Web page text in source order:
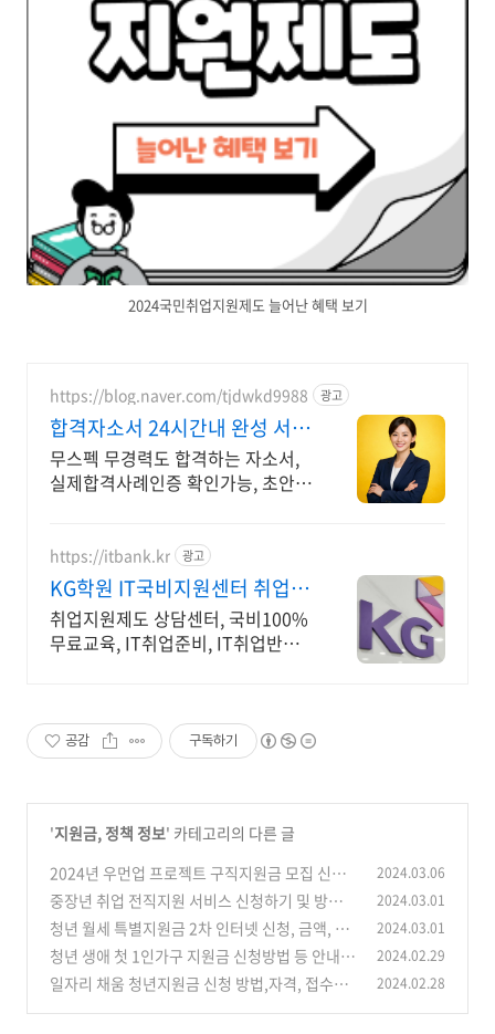
2024국민취업지원제도 늘어난 혜택 보기
https://blog.naver.com/tjdwkd9988 광고
합격자소서 24시간내 완성 서류
합격의 비밀
무스펙 무경력도 합격하는 자소서,
실제합격사례인증 확인가능, 초안없
https://itbank.kr 광고
KG학원 IT국비지원센터 취업지
원 및 100%무료교육
취업지원제도 상담센터, 국비100%
무료교육, IT취업준비, IT취업반과
공감 구독하기
'지원금, 정책 정보' 카테고리의 다른 글
2024년 우먼업 프로젝트 구직지원금 모집 신청
방법, 대상 등 안내
(0)
2024.03.06
중장년 취업 전직지원 서비스 신청하기 및 방법
[내일센터] (0)
2024.03.01
청년 월세 특별지원금 2차 인터넷 신청, 금액, 대
상, 자격 안내
(0)
2024.03.01
청년 생애 첫 1인가구 지원금 신청방법 등 안내
[성동구]
(0)
2024.02.29
일자리 채움 청년지원금 신청 방법,자격, 접수기
2024.02.28